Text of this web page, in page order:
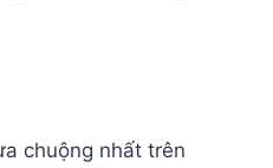
chuộng nhất trên